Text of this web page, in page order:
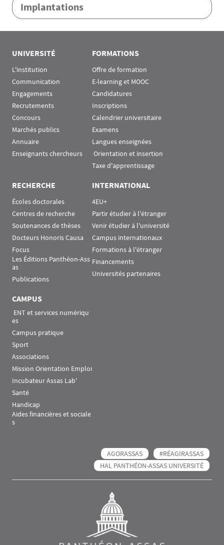
Implantations
UNIVERSITÉ
L'institution
Communication
Engagements
Recrutements
Concours
Marchés publics
Annuaire
Enseignants chercheurs
FORMATIONS
Offre de formation
E-learning et MOOC
Candidatures
Inscriptions
Calendrier universitaire
Examens
Langues enseignées
Orientation et insertion
Taxe d'apprentissage
RECHERCHE
Écoles doctorales
Centres de recherche
Soutenances de thèses
Docteurs Honoris Causa
Focus
Les Éditions Panthéon-Ass
as
Publications
INTERNATIONAL
4EU+
Partir étudier à l'étranger
Venir étudier à l'université
Campus internationaux
Formations à l'étranger
Financements
Universités partenaires
CAMPUS
es
Campus pratique
Sport
Associations
Mission Orientation Emploi
Incubateur Assas Lab'
Santé
Handicap
Aides financières et sociale
s
AGORASSAS
#RÉAGIRASSAS
HAL PANTHÉON-ASSAS UNIVERSITÉ